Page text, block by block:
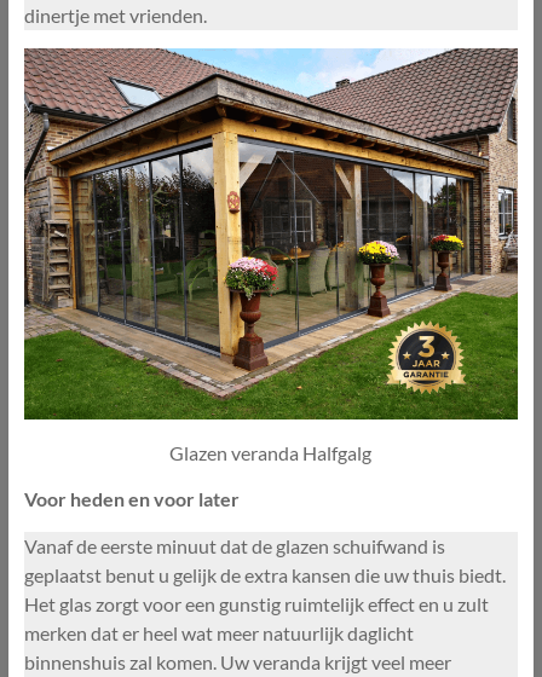
dinertje met vrienden.
Glazen veranda Halfgalg
Voor heden en voor later
Vanaf de eerste minuut dat de glazen schuifwand is
geplaatst benut u gelijk de extra kansen die uw thuis biedt.
Het glas zorgt voor een gunstig ruimtelijk effect en u zult
merken dat er heel wat meer natuurlijk daglicht
binnenshuis zal komen. Uw veranda krijgt veel meer